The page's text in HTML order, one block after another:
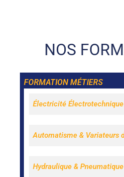
NOS
FORMATION MÉTIERS
Électricité
Automatisme & Variateurs
Hydraulique & Pneumatique